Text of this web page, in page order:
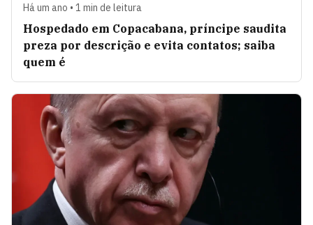
Há um ano • 1 min de leitura
Hospedado em Copacabana, príncipe saudita
preza por descrição e evita contatos; saiba
quem é